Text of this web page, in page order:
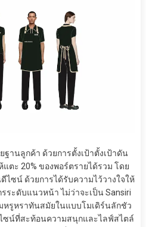
านลูกค้า ด้วยการตั้งเป้าตั้งเป้าดัน
ตะ 20% ของพอร์ตรายได้รวม โดย
ซน์ ด้วยการได้รับความไว้วางใจให้
ระดับแนวหน้า ไม่ว่าจะเป็น Sansiri
รูหราทันสมัยในแบบโมเดิร์นลักชัว
ซน์ที่สะท้อนความสนุกและไลฟ์สไตล์